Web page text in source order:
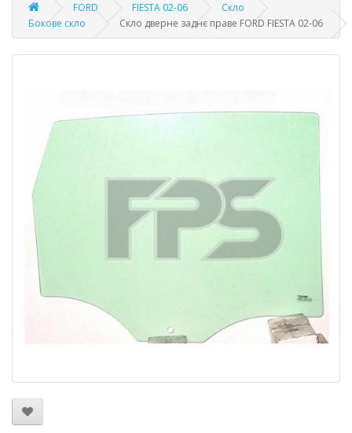
FORD FIESTA 02-06
Скло
Бокове скло
Скло дверне заднє праве FORD FIESTA 02-06